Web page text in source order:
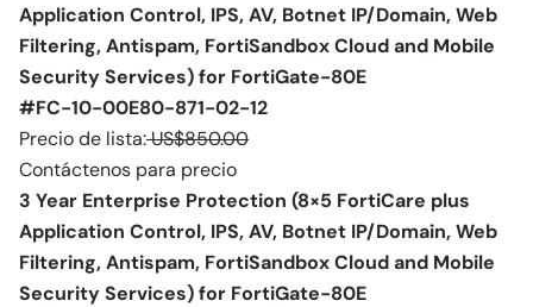
Application Control, IPS, AV, Botnet IP/Domain, Web
Filtering, Antispam, FortiSandbox Cloud and Mobile
Security Services) for FortiGate-80E
#FC-10-00E80-871-02-12
Precio de lista:US$850.00
Contáctenos para precio
3 Year Enterprise Protection (8×5 FortiCare plus
Application Control, IPS, AV, Botnet IP/Domain, Web
Filtering, Antispam, FortiSandbox Cloud and Mobile
Security Services) for FortiGate-80E